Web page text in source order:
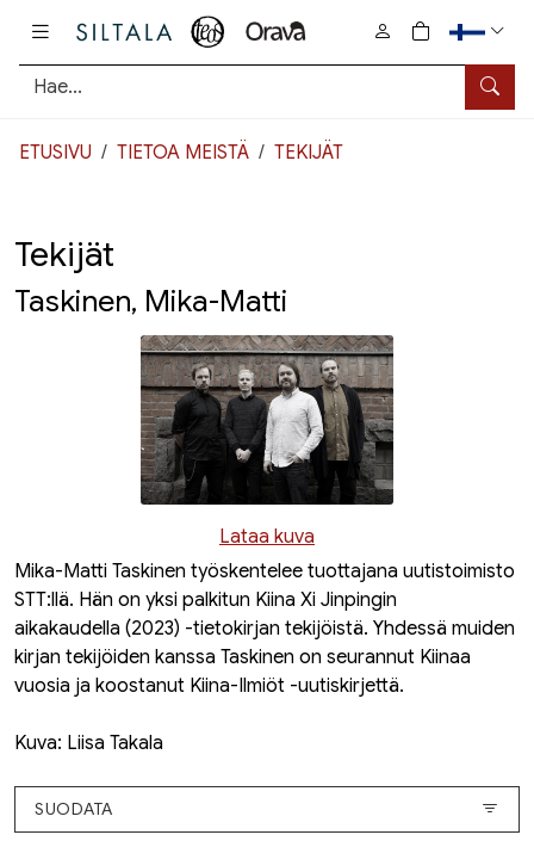
Hae
0
tuotetta
ETUSIVU TIETOA MEISTÄ TEKIJÄT
Tekijät
Taskinen, Mika-Matti
Lataa kuva
Mika-Matti Taskinen työskentelee tuottajana uutistoimisto
STT:llä. Hän on yksi palkitun Kiina Xi Jinpingin
aikakaudella (2023) -tietokirjan tekijöistä. Yhdessä muiden
kirjan tekijöiden kanssa Taskinen on seurannut Kiinaa
vuosia ja koostanut Kiina-Ilmiöt -uutiskirjettä.
Kuva: Liisa Takala
SUODATA